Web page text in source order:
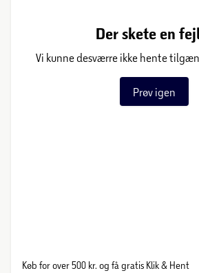
Der skete en
Vi kunne desværre ikke hente
Prøv igen
Køb for over 500 kr. og få gratis Klik & Hent